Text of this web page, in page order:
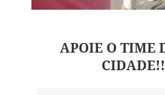
APOIE O TIME